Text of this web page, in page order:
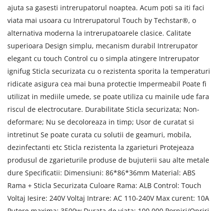
ajuta sa gasesti intrerupatorul noaptea. Acum poti sa iti faci
viata mai usoara cu Intrerupatorul Touch by Techstar®, o
alternativa moderna la intrerupatoarele clasice. Calitate
superioara Design simplu, mecanism durabil Intrerupator
elegant cu touch Control cu o simpla atingere Intrerupator
ignifug Sticla securizata cu o rezistenta sporita la temperaturi
ridicate asigura cea mai buna protectie Impermeabil Poate fi
utilizat in mediile umede, se poate utiliza cu mainile ude fara
riscul de electrocutare. Durabilitate Sticla securizata; Non-
deformare; Nu se decoloreaza in timp; Usor de curatat si
intretinut Se poate curata cu solutii de geamuri, mobila,
dezinfectanti etc Sticla rezistenta la zgarieturi Protejeaza
produsul de zgarieturile produse de bujuterii sau alte metale
dure Specificatii: Dimensiuni: 86*86*36mm Material: ABS
Rama + Sticla Securizata Culoare Rama: ALB Control: Touch
Voltaj Iesire: 240V Voltaj Intrare: AC 110-240V Max curent: 10A